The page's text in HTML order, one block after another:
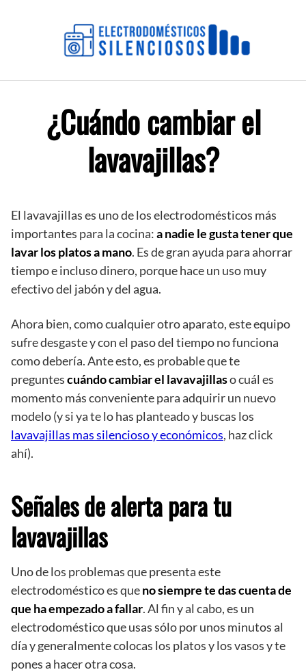
¿Cuándo cambiar el
lavavajillas?
El lavavajillas es uno de los electrodomésticos más
importantes para la cocina:a nadie le gusta tener que
lavar los platos a mano. Es de gran ayuda para ahorrar
tiempo e incluso dinero, porque hace un uso muy
efectivo del jabón y del agua.
Ahora bien, como cualquier otro aparato, este equipo
sufre desgaste y con el paso del tiempo no funciona
como debería. Ante esto, es probable que te
preguntescuándo cambiar el lavavajillaso cuál es
momento más conveniente para adquirir un nuevo
modelo (y si ya te lo has planteado y buscas los
lavavajillas mas silencioso y económicos, haz click
ahí).
Señales de alerta para tu
lavavajillas
Uno de los problemas que presenta este
electrodoméstico es queno siempre te das cuenta de
que ha empezado a fallar. Al fin y al cabo, es un
electrodoméstico que usas sólo por unos minutos al
día y generalmente colocas los platos y los vasos y te
pones a hacer otra cosa.